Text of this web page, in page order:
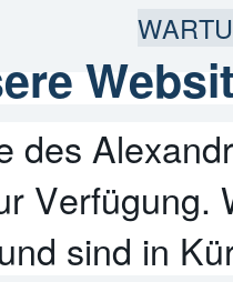
des
Verfügung.
und sind in